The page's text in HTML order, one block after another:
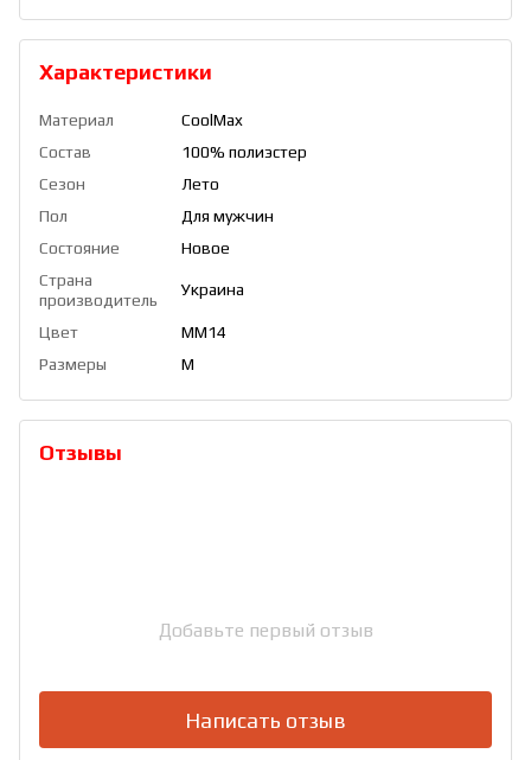
Характеристики
Материал
CoolMax
Состав
100% полиэстер
Сезон
Лето
Пол
Для мужчин
Состояние
Новое
Страна
производитель
Украина
Цвет
ММ14
Размеры
M
Отзывы
Добавьте первый отзыв
Написать отзыв